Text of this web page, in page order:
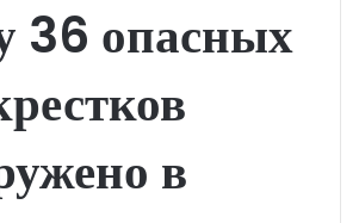
36 опасных
в